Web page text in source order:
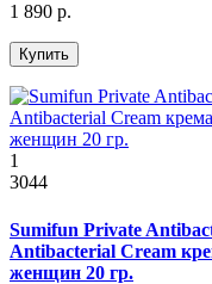
1 890 р.
Купить
1
3044
Sumifun Private
Antibacterial Cream
женщин 20 гр.